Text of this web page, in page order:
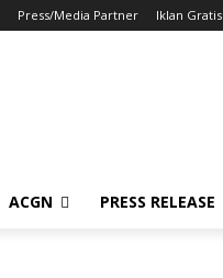
Press/Media Partner Iklan Gratis
ACGN PRESS RELEASE